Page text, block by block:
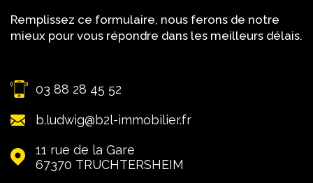
Remplissez ce formulaire, nous ferons de notre
mieux pour vous répondre dans les meilleurs délais.
03 88 28 45 52
b.ludwig@b2l-immobilier.fr
11 rue de la Gare
67370
TRUCHTERSHEIM